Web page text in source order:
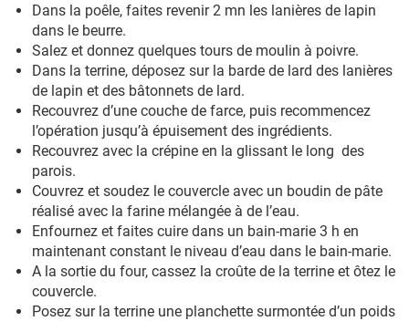
Dans la poêle, faites revenir 2 mn les lanières de lapin
dans le beurre.
Salez et donnez quelques tours de moulin à poivre.
Dans la terrine, déposez sur la barde de lard des lanières
de lapin et des bâtonnets de lard.
Recouvrez d’une couche de farce, puis recommencez
l’opération jusqu’à épuisement des ingrédients.
Recouvrez avec la crépine en la glissant le long des
parois.
Couvrez et soudez le couvercle avec un boudin de pâte
réalisé avec la farine mélangée à de l’eau.
Enfournez et faites cuire dans un bain-marie 3 h en
maintenant constant le niveau d’eau dans le bain-marie.
A la sortie du four, cassez la croûte de la terrine et ôtez le
couvercle.
Posez sur la terrine une planchette surmontée d’un poids